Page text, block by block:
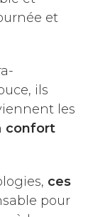
et
ils
les
confort
ces
pour